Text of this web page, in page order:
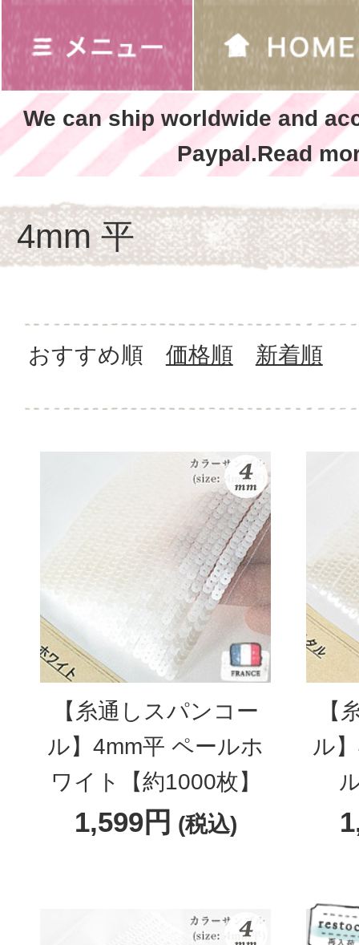
We can ship worldwide and
Paypal.Read
4mm 平
おすすめ順 価格順 新着順
【糸通しスパンコー
ル】4mm平 ペールホ
ワイト【約1000枚】
1,599円 (税込)
【
ル